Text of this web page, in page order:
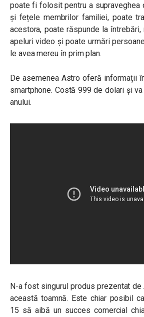
poate fi folosit pentru a supraveghea
și fețele membrilor familiei, poate
acestora, poate răspunde la
apeluri video și poate urmări
le avea mereu în prim plan.
De asemenea Astro oferă informații
smartphone. Costă 999 de dolari și
anului.
N-a fost singurul produs prezentat de
această toamnă. Este chiar posibil
15 să aibă un succes comercial